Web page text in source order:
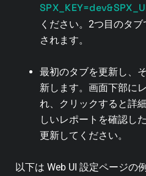
ください。2つ目のタブ
されます。
最初のタブを更新し、
新します。画面下部に
れ、クリックすると詳
しいレポートを確認し
更新してください。
以下は Web UI 設定ページの